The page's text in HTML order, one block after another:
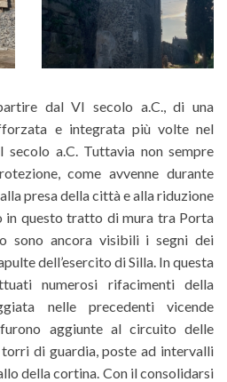
dal VI secolo a.C., di una
e integrata più volte nel
a.C. Tuttavia non sempre
come avvenne durante
presa della città e alla riduzione
in questo tratto di mura tra Porta
sono ancora visibili i segni dei
dell’esercito di Silla. In questa
numerosi rifacimenti della
nelle precedenti vicende
aggiunte al circuito delle
di guardia, poste ad intervalli
della cortina. Con il consolidarsi